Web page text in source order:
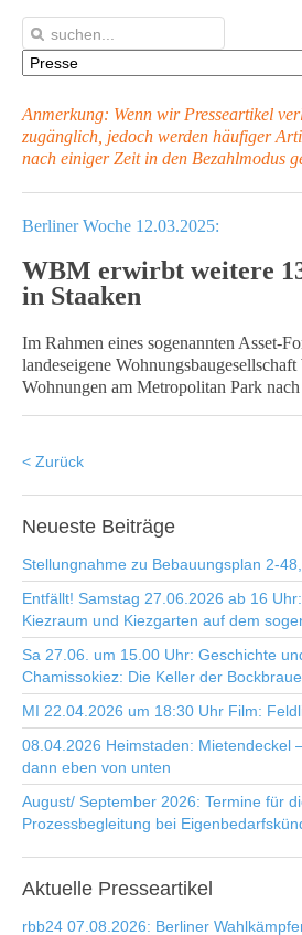
Anmerkung: Wenn wir Presseartikel
zugänglich, jedoch werden häufiger
nach einiger Zeit in den Bezahlmodus
Berliner Woche 12.03.2025:
WBM erwirbt weitere
in Staaken
Im Rahmen eines sogenannten Asset-
landeseigene
Wohnungen am Metropolitan Park
< Zurück
Neueste Beiträge
Stellungnahme zu Bebauungsplan 2-
Entfällt! Samstag 27.06.2026 ab 16
Kiezraum und Kiezgarten auf dem
Sa 27.06. um 15.00 Uhr: Geschichte
Chamissokiez: Die Keller der
MI 22.04.2026 um 18:30 Uhr Film:
08.04.2026 Heimstaden: Mietendeckel
dann eben von unten
August/ September 2026: Termine für
Prozessbegleitung bei
Aktuelle Presseartikel
rbb24 07.08.2026: Berliner